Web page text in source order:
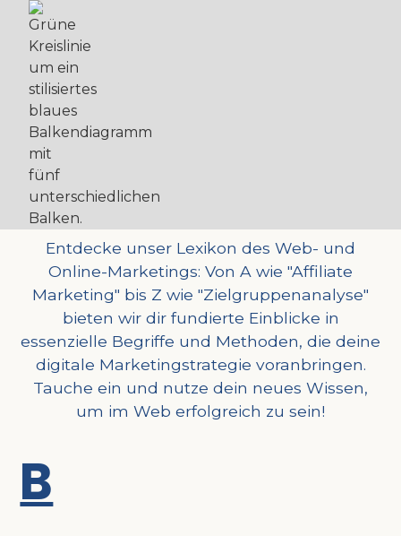
Online Marketing
Lexikon
Entdecke unser Lexikon des Web- und
Online-Marketings: Von A wie "Affiliate
Marketing" bis Z wie "Zielgruppenanalyse"
bieten wir dir fundierte Einblicke in
essenzielle Begriffe und Methoden, die deine
digitale Marketingstrategie voranbringen.
Tauche ein und nutze dein neues Wissen,
um im Web erfolgreich zu sein!
B